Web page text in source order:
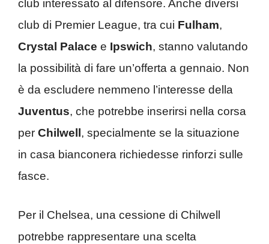
club interessato al difensore. Anche diversi
club di Premier League, tra cui Fulham,
Crystal Palace e Ipswich, stanno valutando
la possibilità di fare un’offerta a gennaio. Non
è da escludere nemmeno l’interesse della
Juventus, che potrebbe inserirsi nella corsa
per Chilwell , specialmente se la situazione
in casa bianconera richiedesse rinforzi sulle
fasce.
Per il Chelsea, una cessione di Chilwell
potrebbe rappresentare una scelta